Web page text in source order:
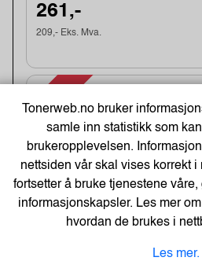
261,-
209,- Eks. Mva.
-48%
Bestselger!
Lagerstatus:60 stk
Sendes om:0-2
71,-
Tonerweb.no bruker
samle inn statistikk som
brukeropplevelsen.
nettsiden vår skal vises korrekt
fortsetter å bruke tjenestene
informasjonskapsler. Les mer
hvordan de brukes i
Les mer.